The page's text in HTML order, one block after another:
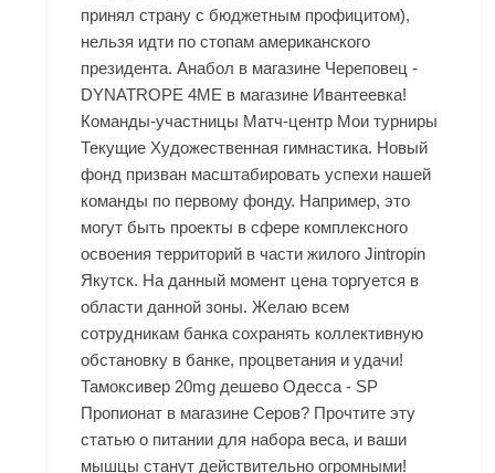
принял страну с бюджетным профицитом),
нельзя идти по стопам американского
президента. Анабол в магазине Череповец -
DYNATROPE 4ME в магазине Ивантеевка!
Команды-участницы Матч-центр Мои турниры
Текущие Художественная гимнастика. Новый
фонд призван масштабировать успехи нашей
команды по первому фонду. Например, это
могут быть проекты в сфере комплексного
освоения территорий в части жилого Jintropin
Якутск. На данный момент цена торгуется в
области данной зоны. Желаю всем
сотрудникам банка сохранять коллективную
обстановку в банке, процветания и удачи!
Тамоксивер 20mg дешево Одесса - SP
Пропионат в магазине Серов? Прочтите эту
статью о питании для набора веса, и ваши
мышцы станут действительно огромными!